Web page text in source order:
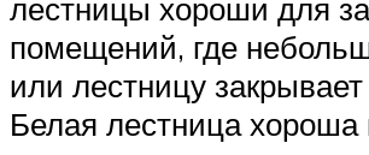
лестницы хороши для
помещений, где
или лестницу закрывает
Белая лестница хороша